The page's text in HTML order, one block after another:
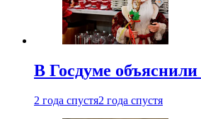
В Госдуме
2 года спустя2 года спустя